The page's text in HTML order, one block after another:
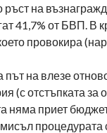
ръст на
41,7% от БВП. В
провокира
път на влезе
(с отстъпката
няма приет